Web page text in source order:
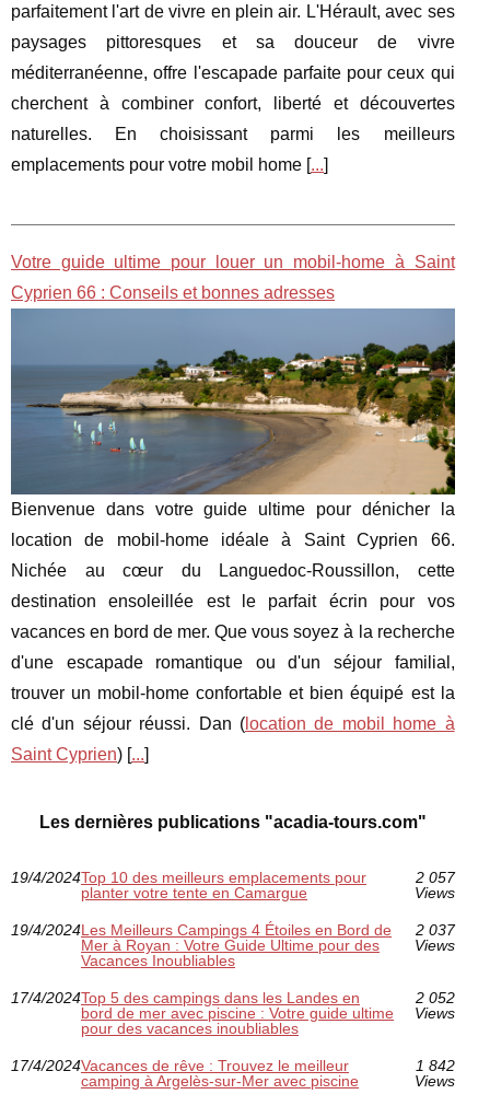
parfaitement l'art de vivre en plein air. L'Hérault, avec ses
paysages pittoresques et sa douceur de vivre
méditerranéenne, offre l'escapade parfaite pour ceux qui
cherchent à combiner confort, liberté et découvertes
naturelles. En choisissant parmi les meilleurs
emplacements pour votre mobil home [...]
Votre guide ultime pour louer un mobil-home à Saint
Cyprien 66 : Conseils et bonnes adresses
Bienvenue dans votre guide ultime pour dénicher la
location de mobil-home idéale à Saint Cyprien 66.
Nichée au cœur du Languedoc-Roussillon, cette
destination ensoleillée est le parfait écrin pour vos
vacances en bord de mer. Que vous soyez à la recherche
d'une escapade romantique ou d'un séjour familial,
trouver un mobil-home confortable et bien équipé est la
clé d'un séjour réussi. Dan ( location de mobil home à
Saint Cyprien) [...]
Les dernières publications "acadia-tours.com"
19/4/2024Top 10 des meilleurs emplacements pour
planter votre tente en Camargue
2 057
Views
19/4/2024Les Meilleurs Campings 4 Étoiles en Bord de
Mer à Royan : Votre Guide Ultime pour des
Vacances Inoubliables
2 037
Views
17/4/2024Top 5 des campings dans les Landes en
bord de mer avec piscine : Votre guide ultime
pour des vacances inoubliables
2 052
Views
17/4/2024Vacances de rêve : Trouvez le meilleur
camping à Argelès-sur-Mer avec piscine
1 842
Views